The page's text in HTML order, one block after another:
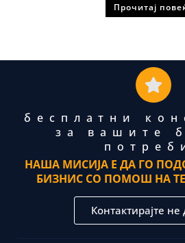
Прочитај
бесплатни
за вашите
НАША МИСИЈА Е ДА ГО
БИЗНИС СО ПОМОШ НА
Контактирајте не